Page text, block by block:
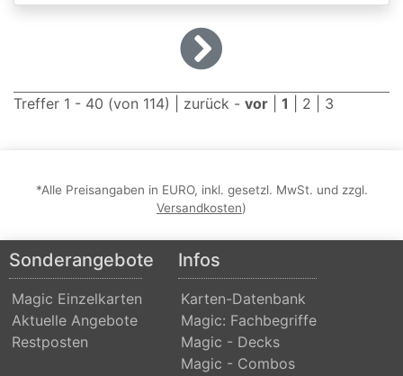
United:
Masters
Dragons
Tarkir
Duel
Decks:
Ajani
Treffer 1 - 40 (von 114) | zurück - vor 1 2 3
*Alle Preisangaben in EURO, inkl. gesetzl. MwSt. und zzgl.
Versandkosten)
Sonderangebote
Magic Einzelkarten
Aktuelle Angebote
Restposten
Infos
Karten-Datenbank
Magic: Fachbegriffe
Magic - Decks
Magic - Combos